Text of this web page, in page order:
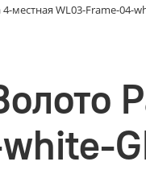
местная WL03-Frame-04-